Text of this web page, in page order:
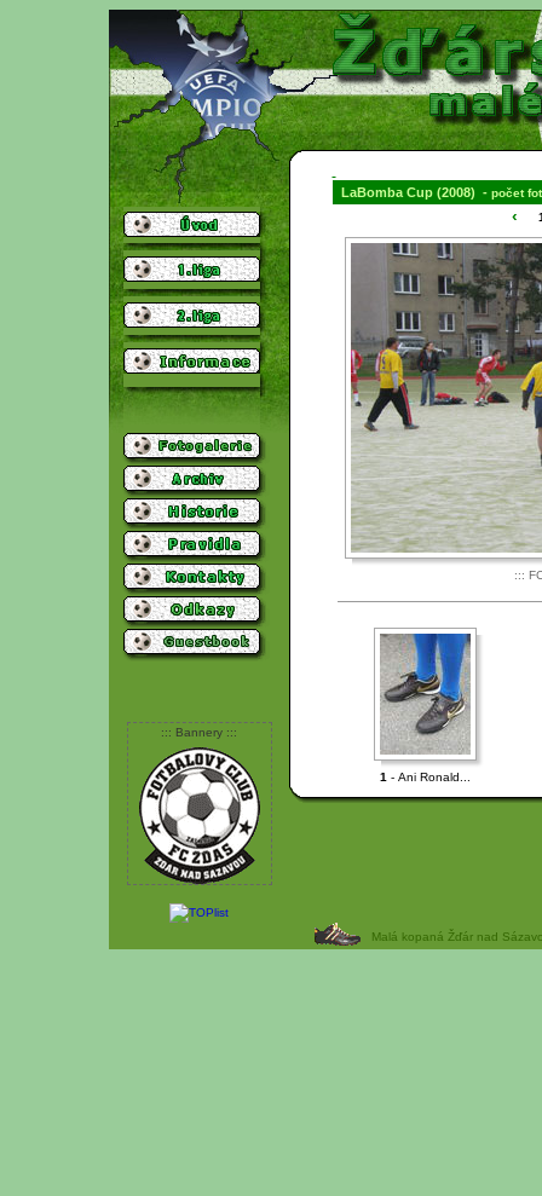
::: Bannery :::
LaBomba Cup (2008) - počet
‹
:::
1 - Ani Ronald...
Malá kopaná Žďár nad